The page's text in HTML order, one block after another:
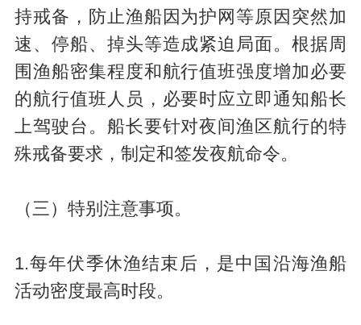
持戒备，防止渔船因为护网等原因突然加
速、停船、掉头等造成紧迫局面。根据周
围渔船密集程度和航行值班强度增加必要
的航行值班人员，必要时应立即通知船长
上驾驶台。船长要针对夜间渔区航行的特
殊戒备要求，制定和签发夜航命令。
（三）特别注意事项。
1.每年伏季休渔结束后，是中国沿海渔船
活动密度最高时段。